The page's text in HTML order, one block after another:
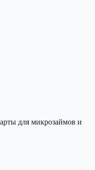
для микрозаймов и